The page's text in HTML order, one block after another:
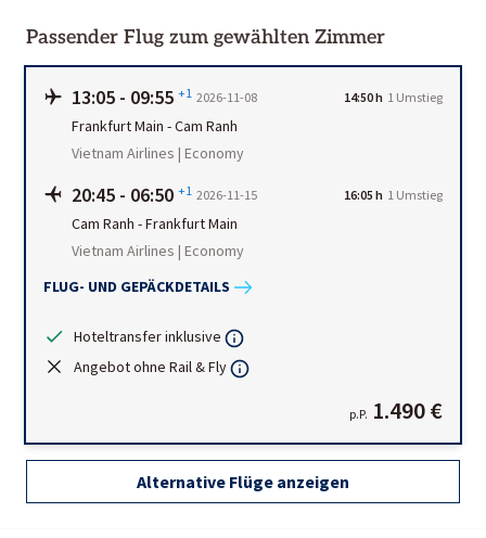
Passender Flug zum gewählten Zimmer
13:05 - 09:55 +1 2026-11-08 14:50 h 1 Umstieg
Frankfurt Main -Cam Ranh
Vietnam Airlines | Economy
20:45 - 06:50 +1 2026-11-15 16:05 h 1 Umstieg
Cam Ranh -Frankfurt Main
Vietnam Airlines | Economy
FLUG- UND GEPÄCKDETAILS
Hoteltransfer inklusive
Angebot ohne Rail & Fly
p.P. 1.490 €
Alternative Flüge anzeigen